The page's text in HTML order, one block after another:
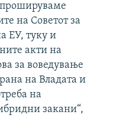
на Советот за
ЕУ, туку и
акти на
за воведување
на Владата и
на
закани“,